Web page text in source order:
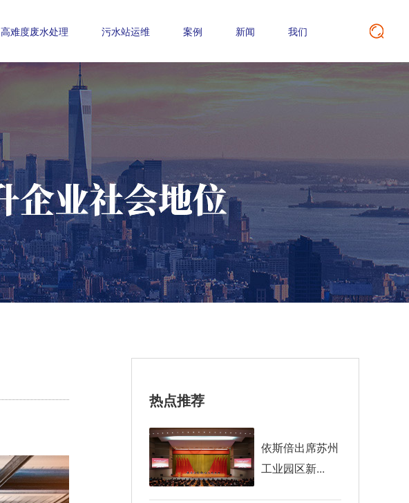
高难度废水处理 污水站运维 案例 新闻 我们
热点推荐
依斯倍出席苏州
工业园区新...